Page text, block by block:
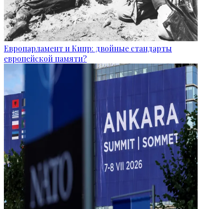
Европарламент и Кипр: двойные стандарты
европейской памяти?